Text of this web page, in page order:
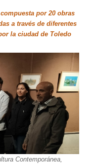
por 20 obras
a través de diferentes
la ciudad de Toledo
Contemporánea,